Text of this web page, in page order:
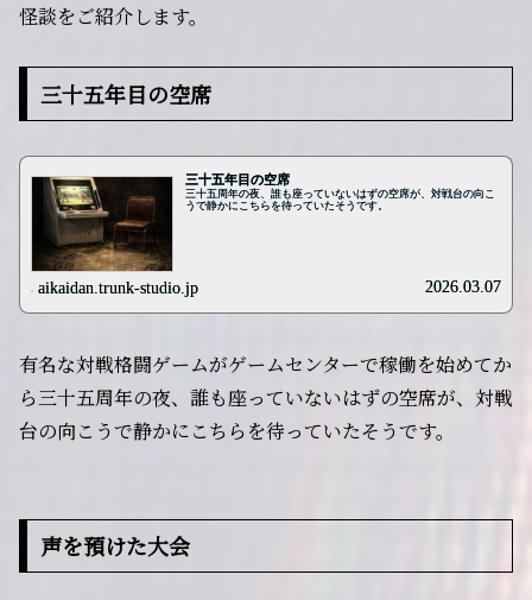
怪談をご紹介します。
三十五年目の空席
三十五年目の空席
三十五周年の夜、誰も座っていないはずの空席が、対戦台の向こ
うで静かにこちらを待っていたそうです。
aikaidan.trunk-studio.jp 2026.03.07
有名な対戦格闘ゲームがゲームセンターで稼働を始めてか
ら三十五周年の夜、誰も座っていないはずの空席が、対戦
台の向こうで静かにこちらを待っていたそうです。
声を預けた大会